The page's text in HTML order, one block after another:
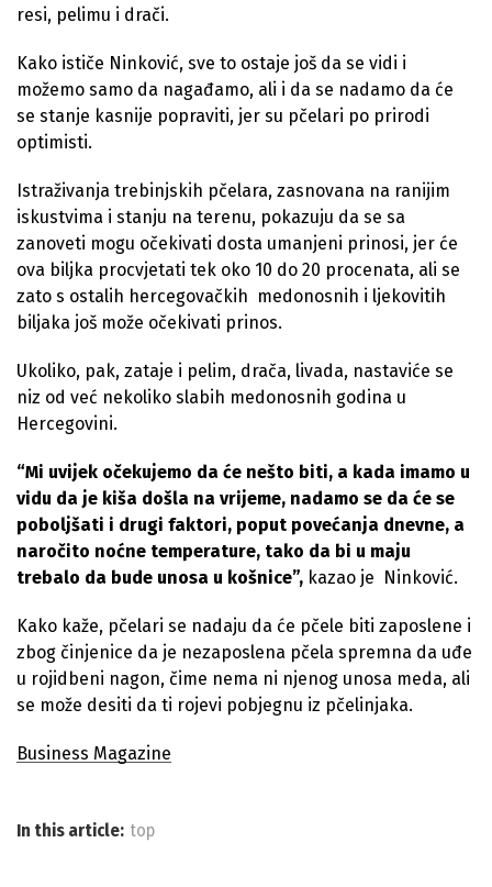
resi, pelimu i drači.
Kako ističe Ninković, sve to ostaje još da se vidi i
možemo samo da nagađamo, ali i da se nadamo da će
se stanje kasnije popraviti, jer su pčelari po prirodi
optimisti.
Istraživanja trebinjskih pčelara, zasnovana na ranijim
iskustvima i stanju na terenu, pokazuju da se sa
zanoveti mogu očekivati dosta umanjeni prinosi, jer će
ova biljka procvjetati tek oko 10 do 20 procenata, ali se
zato s ostalih hercegovačkih medonosnih i ljekovitih
biljaka još može očekivati prinos.
Ukoliko, pak, zataje i pelim, drača, livada, nastaviće se
niz od već nekoliko slabih medonosnih godina u
Hercegovini.
“Mi uvijek očekujemo da će nešto biti, a kada imamo u
vidu da je kiša došla na vrijeme, nadamo se da će se
poboljšati i drugi faktori, poput povećanja dnevne, a
naročito noćne temperature, tako da bi u maju
trebalo da bude unosa u košnice”, kazao je Ninković.
Kako kaže, pčelari se nadaju da će pčele biti zaposlene i
zbog činjenice da je nezaposlena pčela spremna da uđe
u rojidbeni nagon, čime nema ni njenog unosa meda, ali
se može desiti da ti rojevi pobjegnu iz pčelinjaka.
Business Magazine
In this article: top